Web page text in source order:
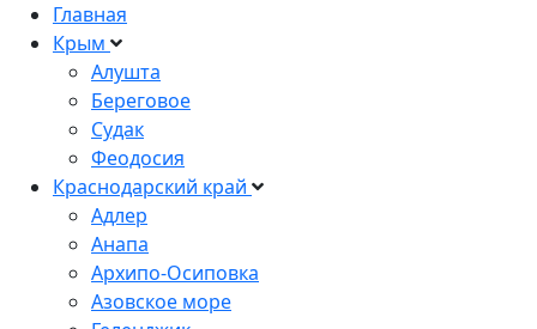
Главная
Крым
Алушта
Береговое
Судак
Феодосия
Краснодарский край
Адлер
Анапа
Архипо-Осиповка
Азовское море